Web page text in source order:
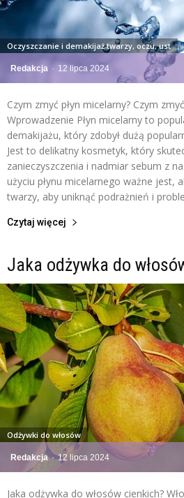
Redakcja - 12 lipca 2024
Oczyszczanie i demakijaż twarzy, oczu, ust
Czym zmyć płyn micelarny? Czym
Wprowadzenie Płyn micelarny to
demakijażu, który zdobył dużą
Jest to delikatny kosmetyk, który
zanieczyszczenia i nadmiar sebum z
użyciu płynu micelarnego ważne jest,
twarzy, aby uniknąć podrażnień i
Czytaj więcej
Jaka odżywka do
Redakcja - 12 lipca 2024
Odżywki do włosów
Jaka odżywka do włosów cienkich?